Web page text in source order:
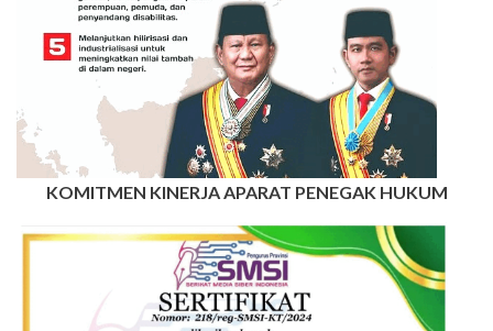
KOMITMEN KINERJA APARAT PENEGAK HUKUM